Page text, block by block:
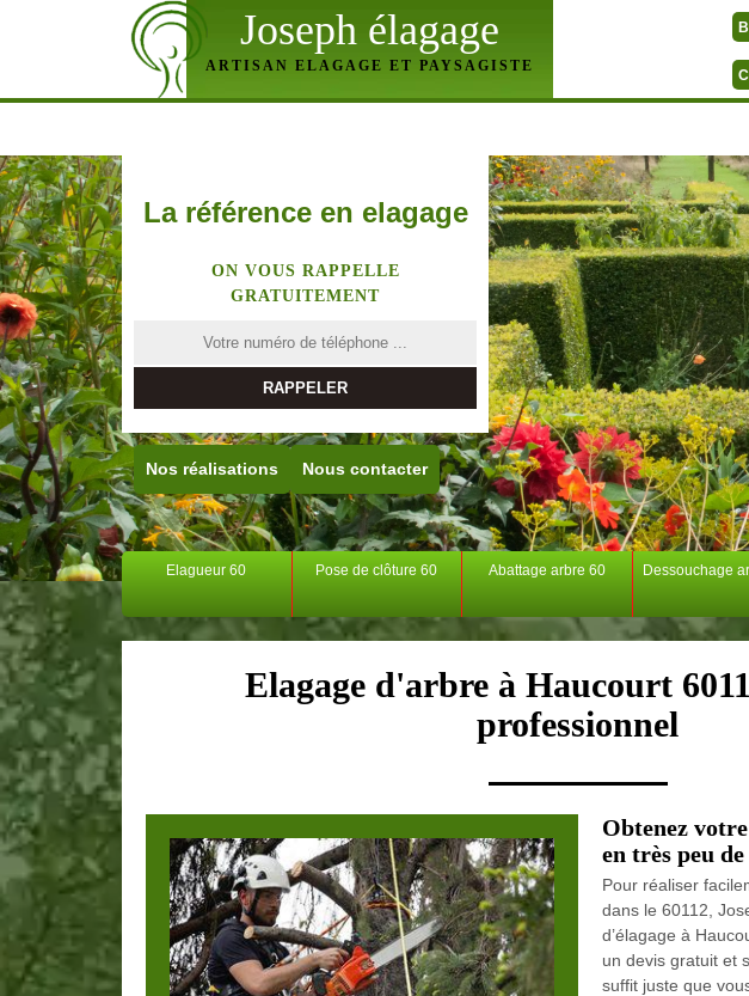
Joseph élagage
ARTISAN ELAGAGE ET PAYSAGISTE
La référence en elagage
ON VOUS RAPPELLE
GRATUITEMENT
Nos réalisations Nous contacter
Elagueur 60 Pose de clôture 60 Abattage arbre 60 Dessouchage
Elagage d'arbre à Haucourt
professionnel
Obtenez
en très peu
Pour réaliser
dans le 60112,
d’élagage à
un devis gratuit et
suffit juste que